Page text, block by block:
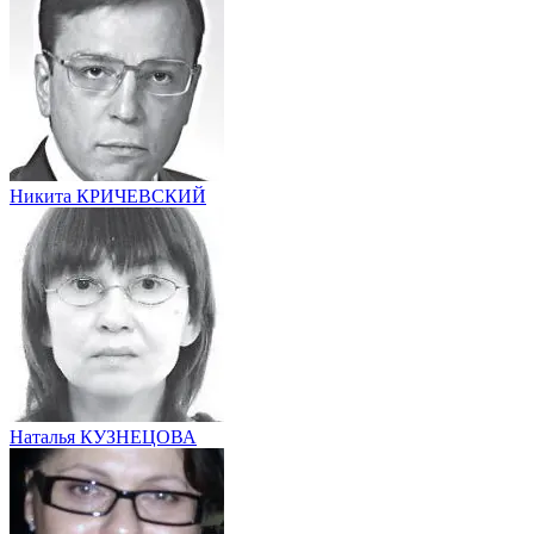
Никита КРИЧЕВСКИЙ
Наталья КУЗНЕЦОВА